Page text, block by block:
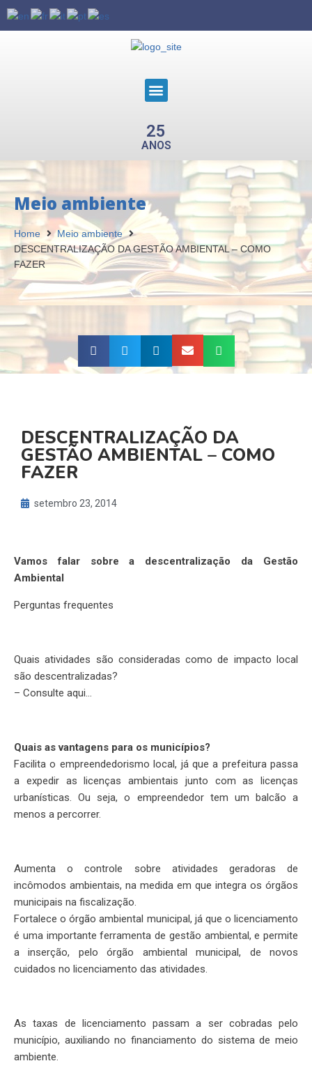
25
ANOS
Meio ambiente
Home
Meio ambiente
DESCENTRALIZAÇÃO DA GESTÃO AMBIENTAL – COMO
FAZER
DESCENTRALIZAÇÃO DA
GESTÃO AMBIENTAL – COMO
FAZER
setembro 23, 2014
Vamos falar sobre a descentralização da Gestão
Ambiental
Perguntas frequentes
Quais atividades são consideradas como de impacto local
são descentralizadas?
– Consulte aqui…
Quais as vantagens para os municípios?
Facilita o empreendedorismo local, já que a prefeitura passa
a expedir as licenças ambientais junto com as licenças
urbanísticas. Ou seja, o empreendedor tem um balcão a
menos a percorrer.
Aumenta o controle sobre atividades geradoras de
incômodos ambientais, na medida em que integra os órgãos
municipais na fiscalização.
Fortalece o órgão ambiental municipal, já que o licenciamento
é uma importante ferramenta de gestão ambiental, e permite
a inserção, pelo órgão ambiental municipal, de novos
cuidados no licenciamento das atividades.
As taxas de licenciamento passam a ser cobradas pelo
município, auxiliando no financiamento do sistema de meio
ambiente.